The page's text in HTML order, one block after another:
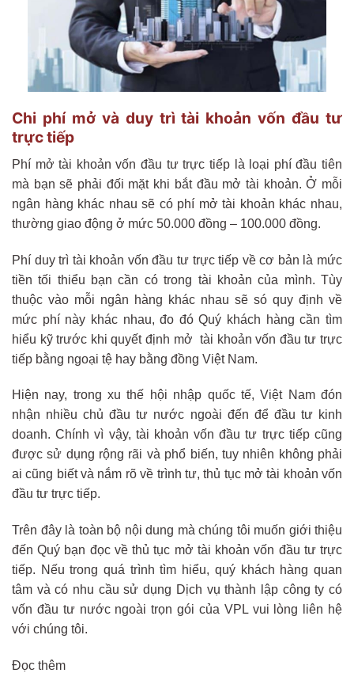
Chi phí mở và duy trì tài khoản vốn đầu tư
trực tiếp
Phí mở tài khoản vốn đầu tư trực tiếp là loại phí đầu tiên
mà bạn sẽ phải đối mặt khi bắt đầu mở tài khoản. Ở mỗi
ngân hàng khác nhau sẽ có phí mở tài khoản khác nhau,
thường giao động ở mức 50.000 đồng – 100.000 đồng.
Phí duy trì tài khoản vốn đầu tư trực tiếp về cơ bản là mức
tiền tối thiểu bạn cần có trong tài khoản của mình. Tùy
thuộc vào mỗi ngân hàng khác nhau sẽ só quy định về
mức phí này khác nhau, đo đó Quý khách hàng cần tìm
hiểu kỹ trước khi quyết định mở tài khoản vốn đầu tư trực
tiếp bằng ngoại tệ hay bằng đồng Việt Nam.
Hiện nay, trong xu thế hội nhập quốc tế, Việt Nam đón
nhận nhiều chủ đầu tư nước ngoài đến để đầu tư kinh
doanh. Chính vì vậy, tài khoản vốn đầu tư trực tiếp cũng
được sử dụng rộng rãi và phổ biến, tuy nhiên không phải
ai cũng biết và nắm rõ về trình tư, thủ tục mở tài khoản vốn
đầu tư trực tiếp.
Trên đây là toàn bộ nội dung mà chúng tôi muốn giới thiệu
đến Quý bạn đọc về thủ tục mở tài khoản vốn đầu tư trực
tiếp. Nếu trong quá trình tìm hiểu, quý khách hàng quan
tâm và có nhu cầu sử dụng Dịch vụ thành lập công ty có
vốn đầu tư nước ngoài trọn gói của VPL vui lòng liên hệ
với chúng tôi.
Đọc thêm